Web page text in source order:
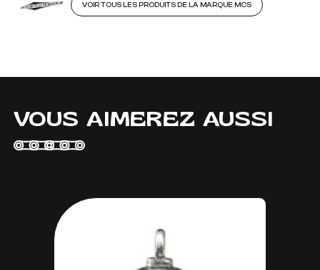
VOIR TOUS LES PRODUITS DE LA MARQUE MCS
VOUS AIMEREZ AUSSI